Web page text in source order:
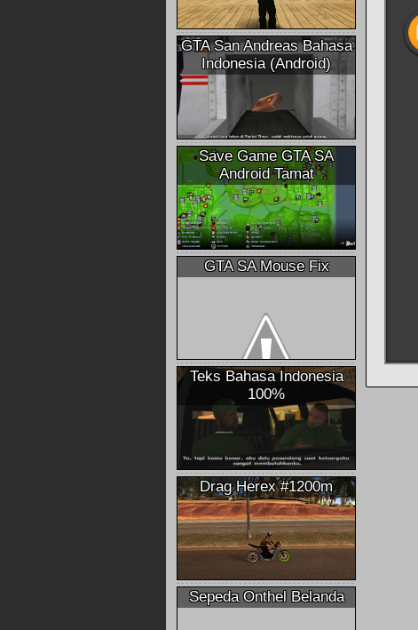
GTA San Andreas Bahasa
Indonesia (Android)
Save Game GTA SA
Android Tamat
GTA SA Mouse Fix
Teks Bahasa Indonesia
100%
Drag Herex #1200m
Sepeda Onthel Belanda